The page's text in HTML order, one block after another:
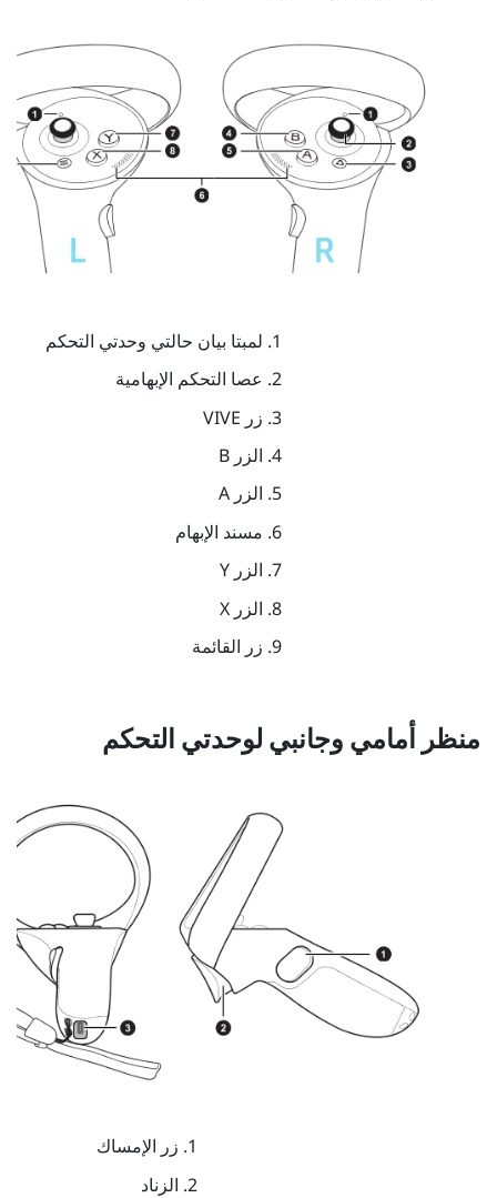
لمبتا بيان حالتي وحدتي التحكم
عصا التحكم الإبهامية
زر VIVE
الزرB
الزرA
مسند الإبهام
الزرY
الزرX
زر القائمة
منظر أمامي وجانبي لوحدتي التحكم
زر الإمساك
الزناد